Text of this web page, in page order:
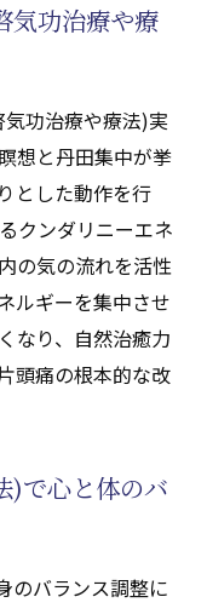
気功治療や療
功治療や療法)実
想と丹田集中が挙
とした動作を行
クンダリニーエネ
の気の流れを活性
ルギーを集中させ
なり、自然治癒力
頭痛の根本的な改
)で心と体のバ
のバランス調整に